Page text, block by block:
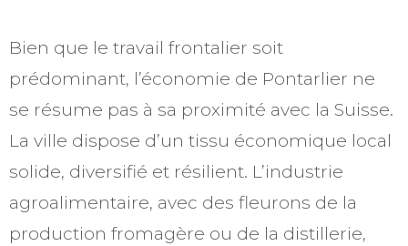
Bien que le travail frontalier soit
prédominant, l’économie de Pontarlier ne
se résume pas à sa proximité avec la Suisse.
La ville dispose d’un tissu économique local
solide, diversifié et résilient. L’industrie
agroalimentaire, avec des fleurons de la
production fromagère ou de la distillerie,